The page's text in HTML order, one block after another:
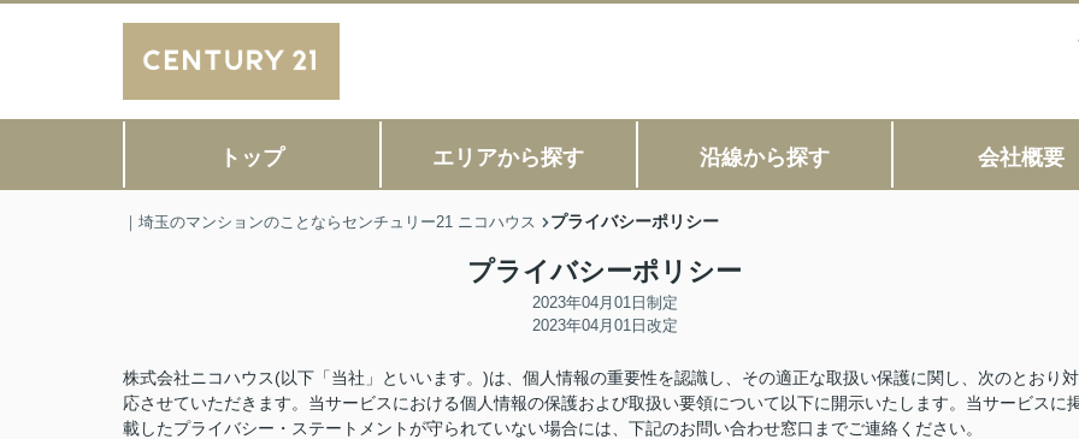
トップ エリアから探す 沿線から探す 会社概要
｜埼玉のマンションのことならセンチュリー21 ニコハウス プライバシーポリシー
プライバシーポリシー
2023年04月01日制定
2023年04月01日改定
株式会社ニコハウス(以下「当社」といいます。)は、個人情報の重要性を認識し、その適正な取扱い保護に関し、次のとおり対
応させていただきます。当サービスにおける個人情報の保護および取扱い要領について以下に開示いたします。当サービスに
載したプライバシー・ステートメントが守られていない場合には、下記のお問い合わせ窓口までご連絡ください。